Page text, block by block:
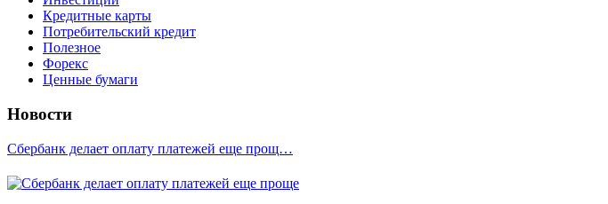
Кредитные карты
Потребительский кредит
Полезное
Форекс
Ценные бумаги
Новости
Сбербанк делает оплату платежей еще прощ…